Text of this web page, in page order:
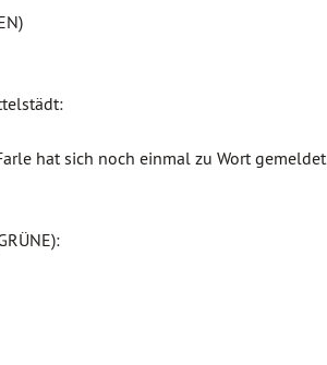
hat sich noch einmal zu Wort